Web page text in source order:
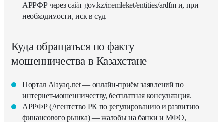
АРРФР через сайт gov.kz/memleket/entities/ardfm и, при
необходимости, иск в суд.
Куда обращаться по факту
мошенничества в Казахстане
Портал Alayaq.net — онлайн-приём заявлений по
интернет-мошенничеству, бесплатная консультация.
АРРФР (Агентство РК по регулированию и развитию
финансового рынка) — жалобы на банки и МФО,